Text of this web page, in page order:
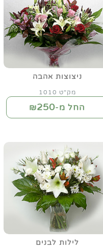
ניצוצות אהבה
מק"ט 1010
החל מ-₪250
לילות לבנים